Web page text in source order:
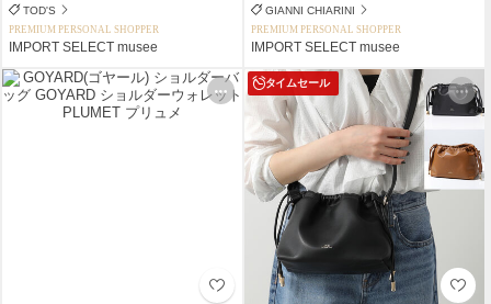
TOD'S
PREMIUM PERSONAL SHOPPER
IMPORT SELECT musee
GIANNI CHIARINI
PREMIUM PERSONAL SHOPPER
IMPORT SELECT musee
タイムセール